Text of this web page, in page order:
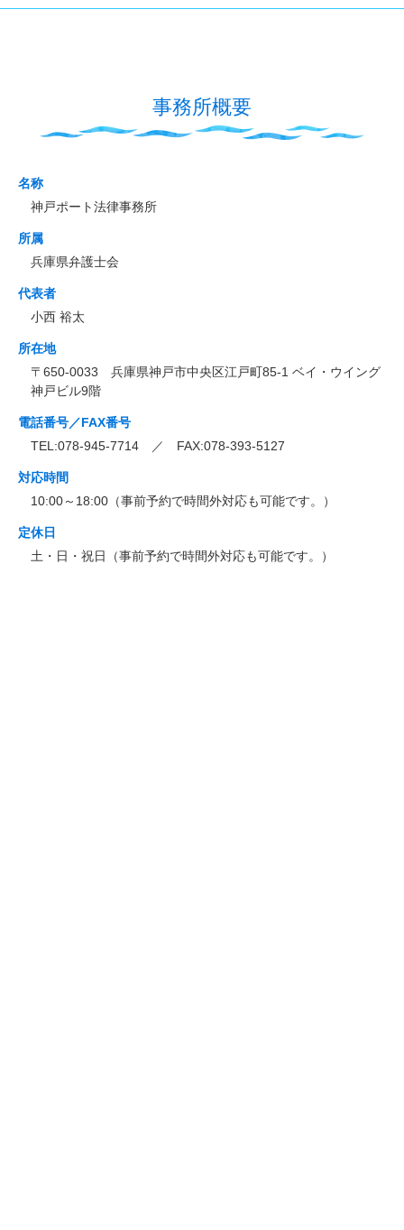
事務所概要
名称
神戸ポート法律事務所
所属
兵庫県弁護士会
代表者
小西 裕太
所在地
〒650-0033 兵庫県神戸市中央区江戸町85-1 ベイ・ウイング
神戸ビル9階
電話番号／FAX番号
TEL:078-945-7714 ／ FAX:078-393-5127
対応時間
10:00～18:00（事前予約で時間外対応も可能です。）
定休日
土・日・祝日（事前予約で時間外対応も可能です。）